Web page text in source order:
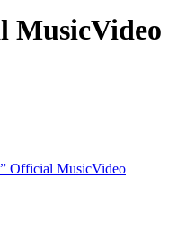
MusicVideo
Official MusicVideo